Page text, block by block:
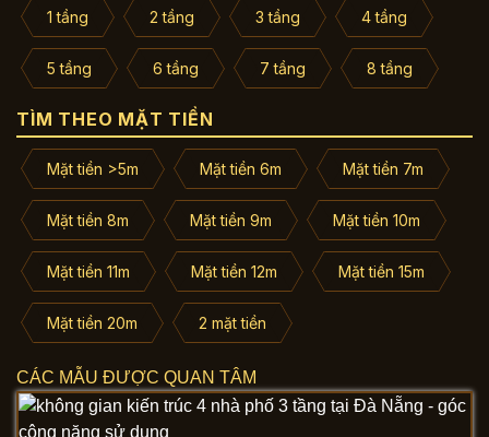
1 tầng 2 tầng 3 tầng 4 tầng
5 tầng 6 tầng 7 tầng 8 tầng
TÌM THEO MẶT TIỀN
Mặt tiền >5m Mặt tiền 6m Mặt tiền 7m
Mặt tiền 8m Mặt tiền 9m Mặt tiền 10m
Mặt tiền 11m Mặt tiền 12m Mặt tiền 15m
Mặt tiền 20m 2 mặt tiền
CÁC MẪU ĐƯỢC QUAN TÂM